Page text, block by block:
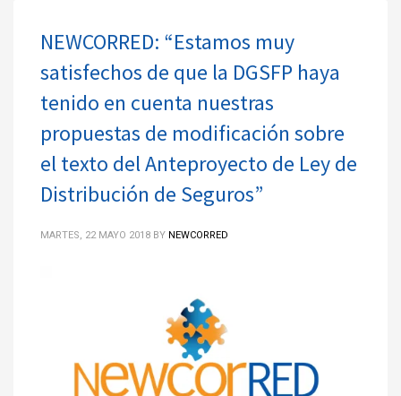
NEWCORRED: “Estamos muy
satisfechos de que la DGSFP haya
tenido en cuenta nuestras
propuestas de modificación sobre
el texto del Anteproyecto de Ley de
Distribución de Seguros”
MARTES, 22 MAYO 2018 BY NEWCORRED